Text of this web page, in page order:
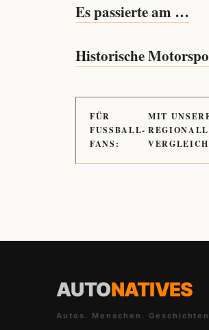
Es passierte am …
Historische
FÜR
FUSSBALL-
FANS:
MIT
AUTONATIVES
Autos. Menschen.